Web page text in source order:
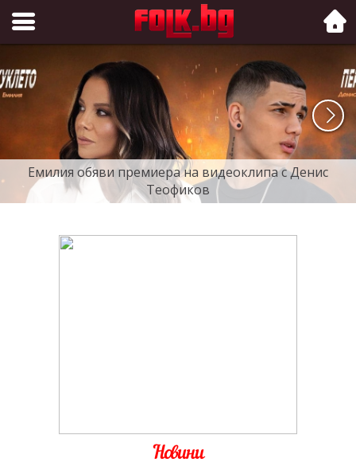
Folk.bg
Емилия обяви премиера на видеоклипа с Денис
Теофиков
Новини